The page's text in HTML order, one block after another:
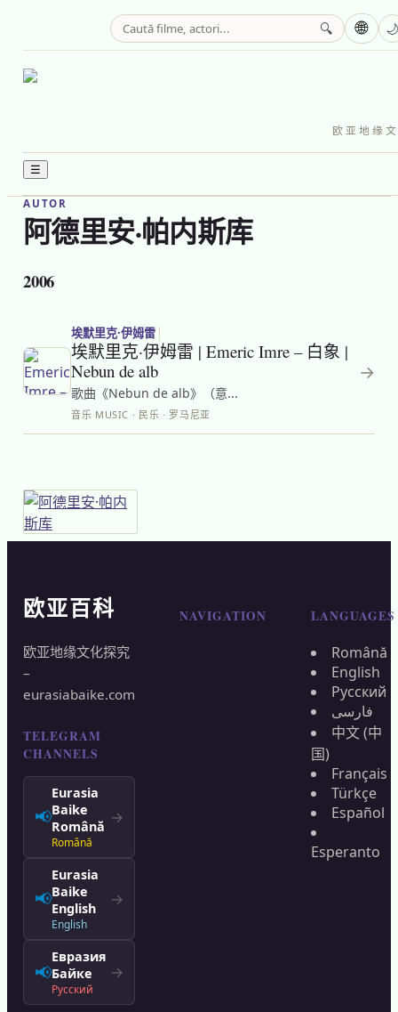
欧亚地缘
☰
🔍 🌐
AUTOR
阿德里安·帕内斯库
2006
埃默里克·伊姆雷|
埃默里克·伊姆雷 | Emeric Imre – 白象 |
Nebun de alb
歌曲《Nebun de alb》（意...
音乐 MUSIC · 民乐 · 罗马尼亚
→
欧亚百科
欧亚地缘文化探究
–
eurasiabaike.com
TELEGRAM
CHANNELS
📢
Eurasia
Baike
Română
Română
→
📢
Eurasia
Baike
English
English
→
📢
Евразия
Байке
Русский
→
NAVIGATION LANGUAGES
Română
English
Русский
فارسی
中文 (中
国)
Français
Türkçe
Español
Esperanto